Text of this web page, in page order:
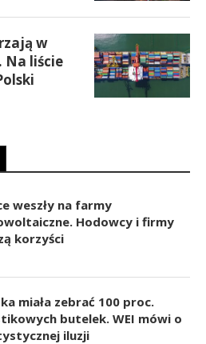
w
Na liście
weszły na farmy
Hodowcy i firmy
korzyści
miała zebrać 100 proc.
butelek. WEI mówi o
iluzji